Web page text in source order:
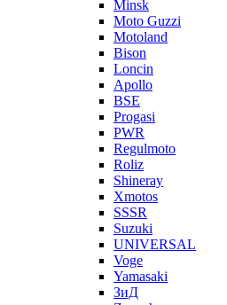
Minsk
Moto Guzzi
Motoland
Bison
Loncin
Apollo
BSE
Progasi
PWR
Regulmoto
Roliz
Shineray
Xmotos
SSSR
Suzuki
UNIVERSAL
Voge
Yamasaki
ЗиД